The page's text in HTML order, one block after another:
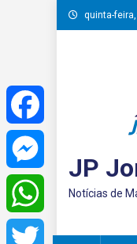
Skip
to
quinta-
JP
Notícias de
Facebook
Messenger
WhatsApp